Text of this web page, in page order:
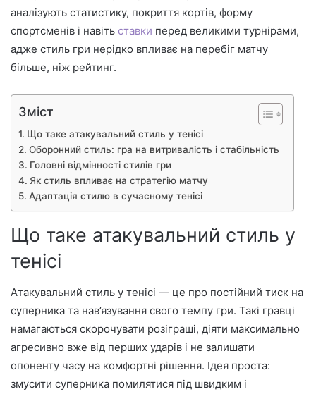
аналізують статистику, покриття кортів, форму
спортсменів і навіть ставки перед великими турнірами,
адже стиль гри нерідко впливає на перебіг матчу
більше, ніж рейтинг.
Зміст
Що таке атакувальний стиль у тенісі
Оборонний стиль: гра на витривалість і стабільність
Головні відмінності стилів гри
Як стиль впливає на стратегію матчу
Адаптація стилю в сучасному тенісі
Що таке атакувальний стиль у
тенісі
Атакувальний стиль у тенісі — це про постійний тиск на
суперника та нав’язування свого темпу гри. Такі гравці
намагаються скорочувати розіграші, діяти максимально
агресивно вже від перших ударів і не залишати
опоненту часу на комфортні рішення. Ідея проста:
змусити суперника помилятися під швидким і